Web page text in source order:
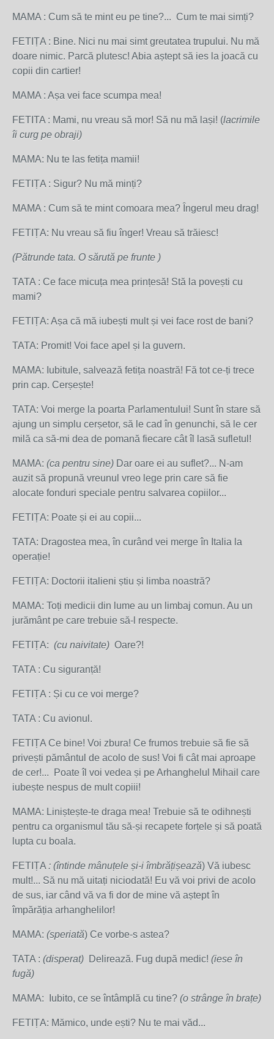
MAMA : Cum să te mint eu pe tine?... Cum te mai simți?
FETIȚA : Bine. Nici nu mai simt greutatea trupului. Nu mă
doare nimic. Parcă plutesc! Abia aștept să ies la joacă cu
copii din cartier!
MAMA : Așa vei face scumpa mea!
FETITA : Mami, nu vreau să mor! Să nu mă lași! (lacrimile
îi curg pe obraji)
MAMA: Nu te las fetița mamii!
FETIȚA : Sigur? Nu mă minți?
MAMA : Cum să te mint comoara mea? Îngerul meu drag!
FETIȚA: Nu vreau să fiu înger! Vreau să trăiesc!
(Pătrunde tata. O sărută pe frunte )
TATA : Ce face micuța mea prințesă! Stă la povești cu
mami?
FETIȚA: Așa că mă iubești mult și vei face rost de bani?
TATA: Promit! Voi face apel și la guvern.
MAMA: Iubitule, salvează fetița noastră! Fă tot ce-ți trece
prin cap. Cerșește!
TATA: Voi merge la poarta Parlamentului! Sunt în stare să
ajung un simplu cerșetor, să le cad în genunchi, să le cer
milă ca să-mi dea de pomană fiecare cât îl lasă sufletul!
MAMA: (ca pentru sine) Dar oare ei au suflet?... N-am
auzit să propună vreunul vreo lege prin care să fie
alocate fonduri speciale pentru salvarea copiilor...
FETIȚA: Poate și ei au copii...
TATA: Dragostea mea, în curând vei merge în Italia la
operație!
FETIȚA: Doctorii italieni știu și limba noastră?
MAMA: Toți medicii din lume au un limbaj comun. Au un
jurământ pe care trebuie să-l respecte.
FETIȚA: (cu naivitate) Oare?!
TATA : Cu siguranță!
FETIȚA : Și cu ce voi merge?
TATA : Cu avionul.
FETIȚA Ce bine! Voi zbura! Ce frumos trebuie să fie să
privești pământul de acolo de sus! Voi fi cât mai aproape
de cer!... Poate îl voi vedea și pe Arhanghelul Mihail care
iubește nespus de mult copiii!
MAMA: Liniștește-te draga mea! Trebuie să te odihnești
pentru ca organismul tău să-și recapete forțele și să poată
lupta cu boala.
FETIȚA : (întinde mânuțele și-i îmbrățișează) Vă iubesc
mult!... Să nu mă uitați niciodată! Eu vă voi privi de acolo
de sus, iar când vă va fi dor de mine vă aștept în
împărăția arhanghelilor!
MAMA: (speriată) Ce vorbe-s astea?
TATA : (disperat) Delirează. Fug după medic! (iese în
fugă)
MAMA: Iubito, ce se întâmplă cu tine? (o strânge în brațe)
FETIȚA: Mămico, unde ești? Nu te mai văd...